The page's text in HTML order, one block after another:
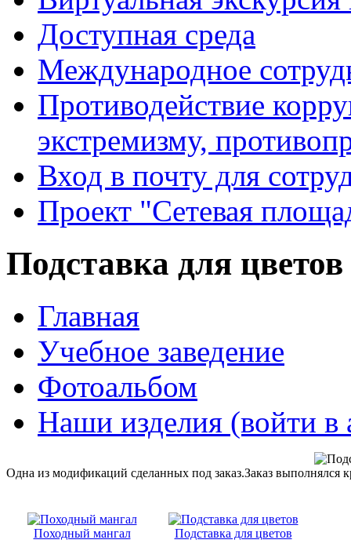
Доступная среда
Международное
Противодействие
экстремизму,
Вход в почту для
Проект "Сетевая
Подставка для цветов
Главная
Учебное заведение
Фотоальбом
Наши изделия (войти в
Одна из модификаций сделанных под заказ.Заказ выполнялся
Походный мангал Подставка для цветов